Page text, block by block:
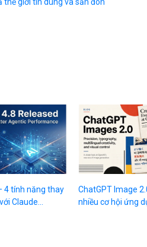
4 tính năng thay
Claude...
ChatGPT Image
nhiều cơ hội ứng